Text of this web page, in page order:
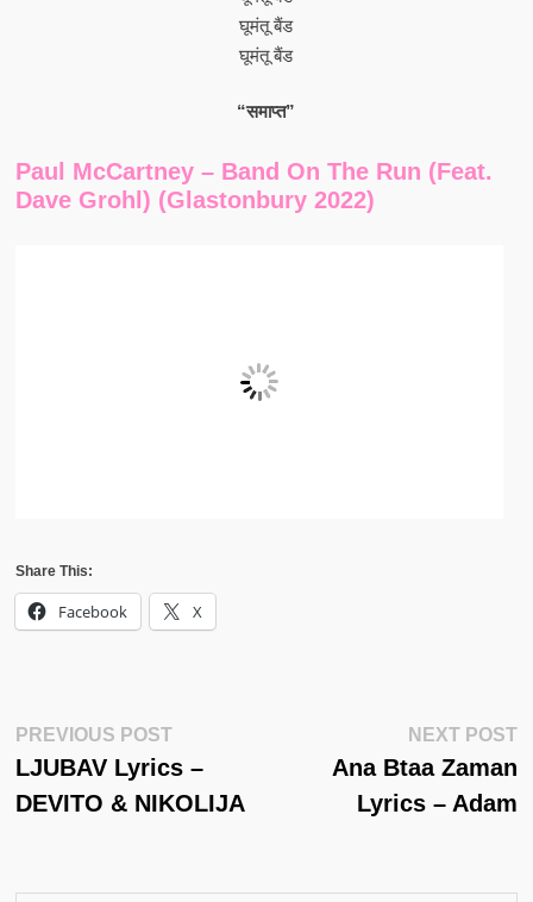
घूमंतू बैंड
घूमंतू बैंड
“समाप्त”
Paul McCartney – Band On The Run (feat.
Dave Grohl) (Glastonbury 2022)
Share This:
Facebook X
Post
Navigation
PREVIOUS POSTPrevious
Post:
LJUBAV Lyrics –
DEVITO & NIKOLIJA
NEXT POST
Ana Btaa Zaman
Lyrics – Adam